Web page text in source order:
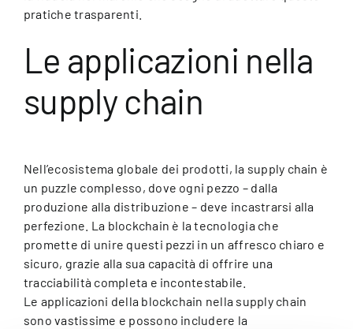
pratiche trasparenti.
Le applicazioni nella
supply chain
Nell’ecosistema globale dei prodotti, la supply chain è
un puzzle complesso, dove ogni pezzo – dalla
produzione alla distribuzione – deve incastrarsi alla
perfezione. La blockchain è la tecnologia che
promette di unire questi pezzi in un affresco chiaro e
sicuro, grazie alla sua capacità di offrire una
tracciabilità completa e incontestabile.
Le applicazioni della blockchain nella supply chain
sono vastissime e possono includere la